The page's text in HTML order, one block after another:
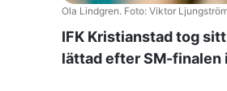
Ola Lindgren. Foto: Viktor
IFK Kristianstad tog
lättad efter SM-finalen